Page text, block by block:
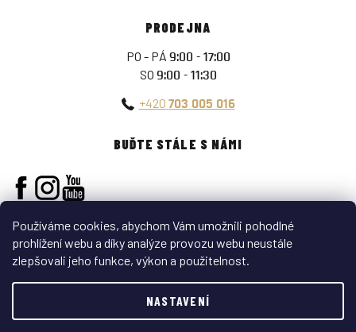
Používáme cookies, abychom Vám umožnili pohodlné
prohlížení webu a díky analýze provozu webu neustále
zlepšovali jeho funkce, výkon a použitelnost.
NASTAVENÍ
PRODEJNA
PO - PÁ 9:00 - 17:00
SO 9:00 - 11:30
+420 703 005 016
BUĎTE STÁLE S NÁMI